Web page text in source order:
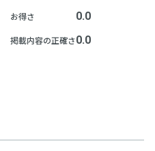
お得さ 0.0
掲載内容の正確さ 0.0